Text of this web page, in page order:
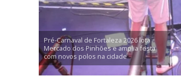
Pré-Carnaval de Fortaleza 2026 lota
Mercado dos Pinhões e amplia festa
com novos polos na cidade